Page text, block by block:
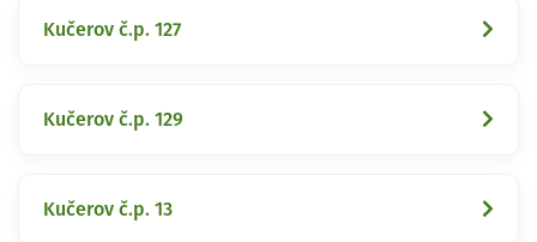
Kučerov č.p. 127
Kučerov č.p. 129
Kučerov č.p. 13